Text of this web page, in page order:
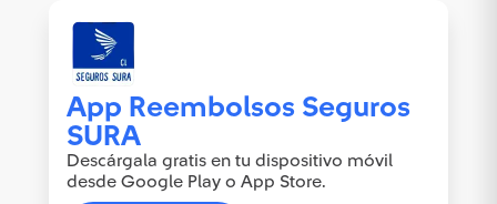
App Reembolsos Seguros
SURA
Descárgala gratis en tu dispositivo móvil
desde Google Play o App Store.